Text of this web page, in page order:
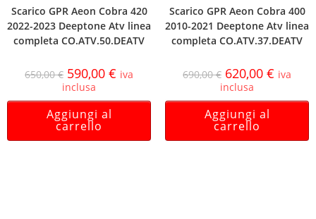
Scarico GPR Aeon Cobra 420
2022-2023 Deeptone Atv linea
completa CO.ATV.50.DEATV
650,00€ 590,00 € iva
inclusa
Aggiungi al
carrello
Scarico GPR Aeon Cobra 400
2010-2021 Deeptone Atv linea
completa CO.ATV.37.DEATV
690,00€ 620,00 € iva
inclusa
Aggiungi al
carrello